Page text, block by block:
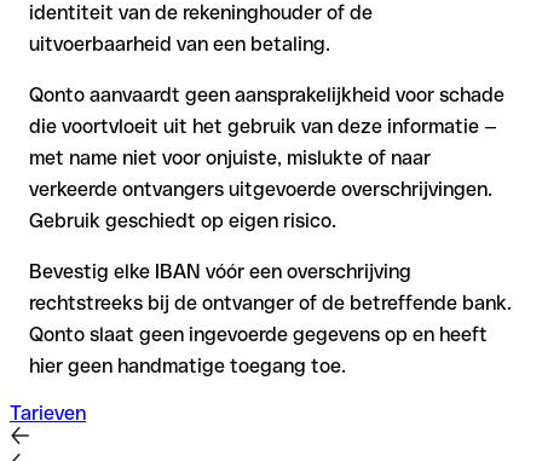
identiteit van de rekeninghouder of de
uitvoerbaarheid van een betaling.
Qonto aanvaardt geen aansprakelijkheid voor schade
die voortvloeit uit het gebruik van deze informatie —
met name niet voor onjuiste, mislukte of naar
verkeerde ontvangers uitgevoerde overschrijvingen.
Gebruik geschiedt op eigen risico.
Bevestig elke IBAN vóór een overschrijving
rechtstreeks bij de ontvanger of de betreffende bank.
Qonto slaat geen ingevoerde gegevens op en heeft
hier geen handmatige toegang toe.
Tarieven